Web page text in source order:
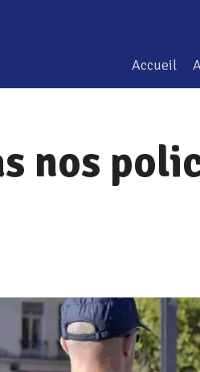
Accueil
nos